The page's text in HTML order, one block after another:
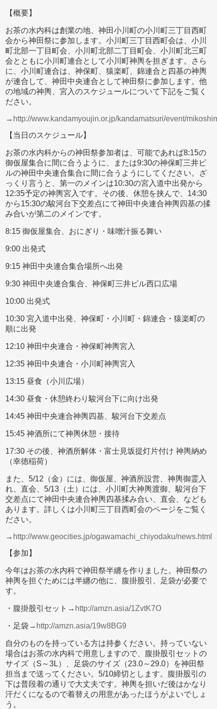
【概要】
お茶の水内科は創業の地、神田小川町の小川町三丁目西町
会から神田祭に参加します。小川町三丁目西町会は、小川
町北部一丁目町会、小川町北部二丁目町会、小川町北三町
会とともに小川町連合として小川町神輿を担ぎます。さら
に、小川町連合は、神保町、猿楽町、錦連合と四基の神輿
が連合して、神田中央連合として神田祭に参加します。他
の地域の神輿、宮入のスケジュールについて下記をご覧く
ださい。
→ http://www.kandamyoujin.or.jp/kandamatsuri/event/
【当日のスケジュール】
お茶の水内科からの神田祭参加者は、可能であれば8:15の
御仮屋集合に間に合うように、または9:30の神保町三井ビ
ルの神田中央連合集合に間に合うようにしてください。ざ
っくり言うと、第一のメインは10:30の宮入道中出発から
12:35予定の神輿宮入です。その後、休憩を挟んで、14:30
から15:30の駿河台下交差点にて神田中央連合神輿四基の揉
み合いが第二のメインです。
8:15 御仮屋集合、おにぎり・味噌汁振る舞い
9:00 出発式
9:15 神田中央連合集合場所へ出発
9:30 神田中央連合集合、神保町三井ビル西口広場
10:00 出発式
10:30 宮入道中出発、神保町・小川町・錦連合・猿楽町の
順に出発
12:10 神田中央連合・神保町神輿宮入
12:35 神田中央連合・小川町神輿宮入
13:15 昼食（小川広場）
14:30 昼食・休憩終わり駿河台下に向け出発
14:45 神田中央連合神輿四基、駿河台下交差点
15:45 神酒所にて神輿休憩・接待
17:30 その後、神酒所解体・富士見坂提灯片付け 神輿納め
（幸徳稲荷）
また、5/12（金）には、御仮屋、神酒所設営、神輿御霊入
れ、直会、5/13（土）には、小川町大神輿渡御、駿河台下
交差点にて神田中央連合神輿四基揉み合い、直会、なども
あります。詳しくは小川町三丁目西町会のページをご覧く
ださい。
→ http://www.geocities.jp/ogawamachi_chiyodaku/news.html
【参加】
今年はお茶の水内科で神田祭半纏を作りました。神田祭の
神輿を担ぐためには半纏の他に、腹掛股引、足袋が必要で
す。
・腹掛股引セット→ http://amzn.asia/1ZvtK7O
・足袋→ http://amzn.asia/19w8BG9
自分のものを持っている方は持参ください。持っていない
場合はお茶の水内科で用意しますので、腹掛股引セットの
サイズ（S～3L）、足袋のサイズ（23.0～29.0）を神田祭
担当まで送ってください。5/10締切とします。腹掛股引の
下は普段着の通りで大丈夫です。神輿を担いだ後はかなり
汗だくになるので着替えの用意があったほうがよいでしょ
う。